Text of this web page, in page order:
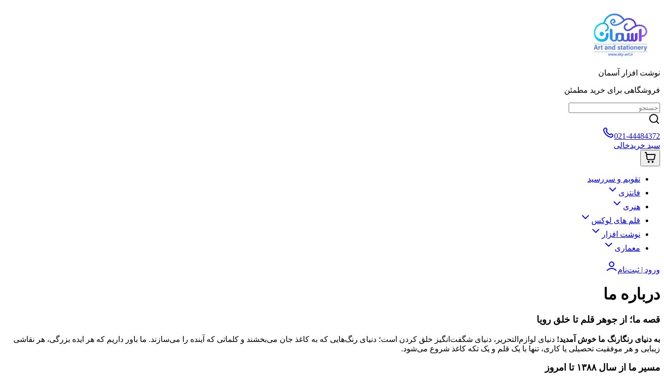
نوشت افزار آسمان
فروشگاهی برای خرید مطمئن
021-44484372
سبد خریدخالی
تقویم و سررسید
فانتزی
هنری
قلم های لوکس
نوشت افزار
معماری
ورود | ثبت‌نام
درباره ما
قصه ما؛ از جوهر قلم تا خلق رویا
به دنیای رنگارنگ ما خوش آمدید! دنیای لوازم‌التحریر، دنیای شگفت‌انگیز خلق کردن است؛ دنیای رنگ‌هایی که به کاغذ جان می‌بخشند و کلماتی که آینده را می‌سازند. ما باور داریم که هر ایده بزرگی، هر نقاشی
زیبایی و هر موفقیت تحصیلی یا کاری، تنها با یک قلم و یک تکه کاغذ شروع می‌شود.
مسیر ما از سال ۱۳۸۸ تا امروز